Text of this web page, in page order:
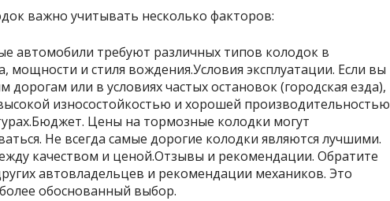
важно учитывать несколько факторов:
автомобили требуют различных типов колодок в
мощности и стиля вождения.Условия эксплуатации. Если вы
дорогам или в условиях частых остановок (городская езда),
износостойкостью и хорошей производительностью
Цены на тормозные колодки могут
Не всегда самые дорогие колодки являются лучшими.
качеством и ценой.Отзывы и рекомендации. Обратите
автовладельцев и рекомендации механиков. Это
обоснованный выбор.